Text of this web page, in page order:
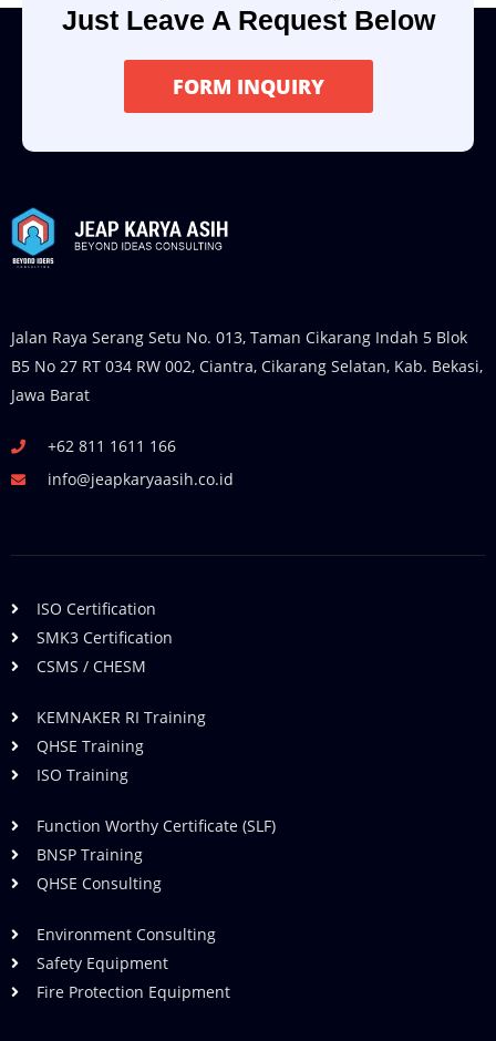
Just Leave A Request Below
FORM INQUIRY
Jalan Raya Serang Setu No. 013, Taman Cikarang Indah 5 Blok
B5 No 27 RT 034 RW 002, Ciantra, Cikarang Selatan, Kab. Bekasi,
Jawa Barat
+62 811 1611 166
info@jeapkaryaasih.co.id
ISO Certification
SMK3 Certification
CSMS / CHESM
KEMNAKER RI Training
QHSE Training
ISO Training
Function Worthy Certificate (SLF)
BNSP Training
QHSE Consulting
Environment Consulting
Safety Equipment
Fire Protection Equipment